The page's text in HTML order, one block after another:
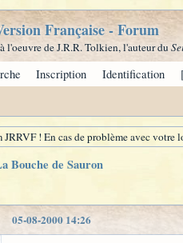
Française - Forum
l'oeuvre de J.R.R. Tolkien, l'auteur du
Inscription Identification
! En cas de problème avec
Bouche de Sauron
05-08-2000 14:26